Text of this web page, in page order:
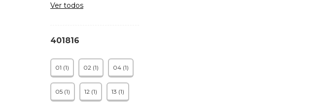
Ver todos
401816
01 (1) 02 (1) 04 (1)
05 (1) 12 (1) 13 (1)